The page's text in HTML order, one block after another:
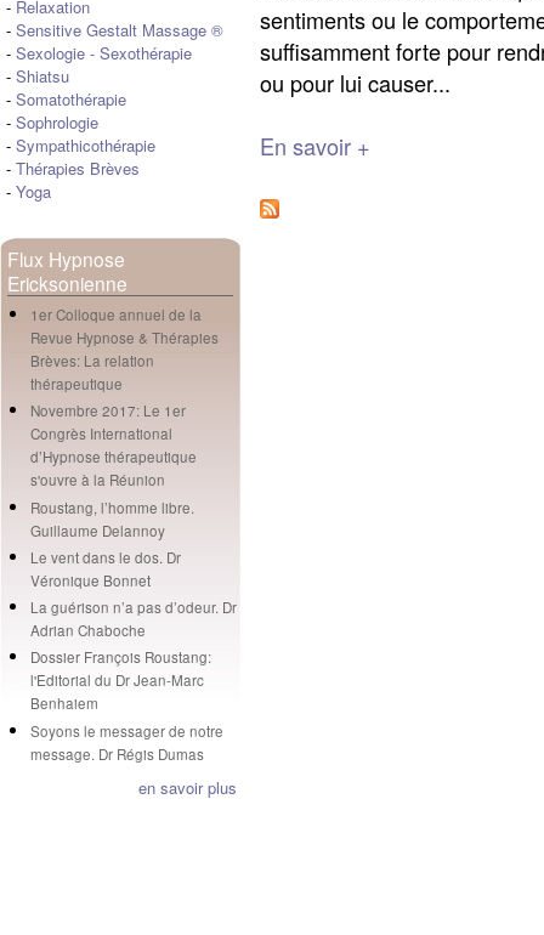
- Relaxation
- Sensitive Gestalt Massage ®
- Sexologie - Sexothérapie
- Shiatsu
- Somatothérapie
- Sophrologie
- Sympathicothérapie
- Thérapies Brèves
- Yoga
Flux Hypnose
Ericksonienne
1er Colloque annuel de la
Revue Hypnose & Thérapies
Brèves: La relation
thérapeutique
Novembre 2017: Le 1er
Congrès International
d’Hypnose thérapeutique
s'ouvre à la Réunion
Roustang, l’homme libre.
Guillaume Delannoy
Le vent dans le dos. Dr
Véronique Bonnet
La guérison n’a pas d’odeur. Dr
Adrian Chaboche
Dossier François Roustang:
l'Editorial du Dr Jean-Marc
Benhaiem
Soyons le messager de notre
message. Dr Régis Dumas
en savoir plus
sentiments ou le
suffisamment forte pour
ou pour lui causer...
En savoir +